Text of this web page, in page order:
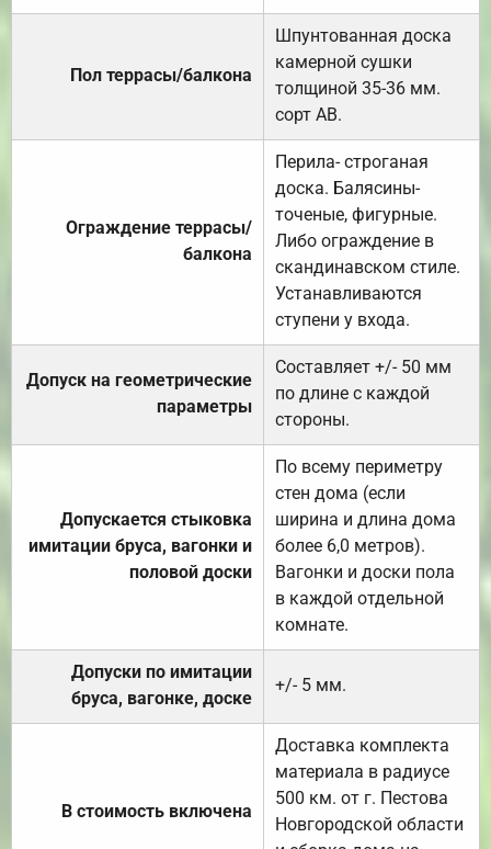
Пол террасы/балкона
Шпунтованная доска
камерной сушки
толщиной 35-36 мм.
сорт АВ.
Ограждение террасы/
балкона
Перила- строганая
доска. Балясины-
точеные, фигурные.
Либо ограждение в
скандинавском стиле.
Устанавливаются
ступени у входа.
Допуск на геометрические
параметры
Составляет +/- 50 мм
по длине с каждой
стороны.
Допускается стыковка
имитации бруса, вагонки и
половой доски
По всему периметру
стен дома (если
ширина и длина дома
более 6,0 метров).
Вагонки и доски пола
в каждой отдельной
комнате.
Допуски по имитации
бруса, вагонке, доске
+/- 5 мм.
В стоимость включена
Доставка комплекта
материала в радиусе
500 км. от г. Пестова
Новгородской области